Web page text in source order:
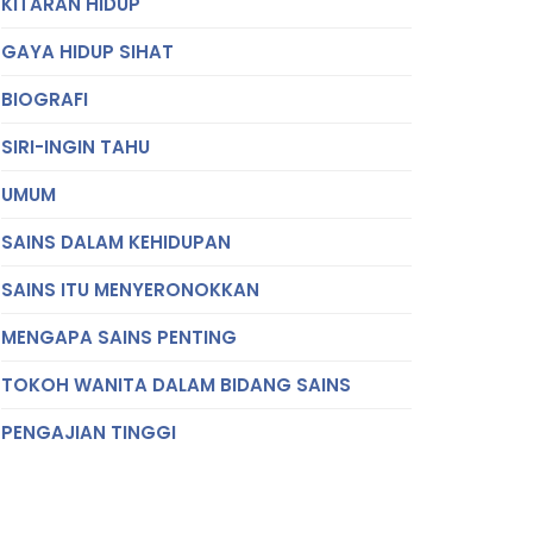
GAYA HIDUP SIHAT
BIOGRAFI
SIRI-INGIN TAHU
UMUM
SAINS DALAM KEHIDUPAN
SAINS ITU MENYERONOKKAN
MENGAPA SAINS PENTING
TOKOH WANITA DALAM BIDANG SAINS
PENGAJIAN TINGGI